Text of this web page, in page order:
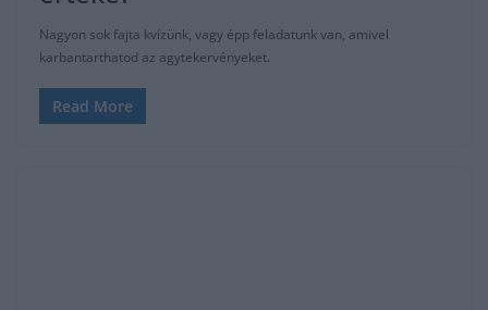
Nagyon sok fajta kvízünk, vagy épp feladatunk van, amivel
karbantarthatod az agytekervényeket.
Read More